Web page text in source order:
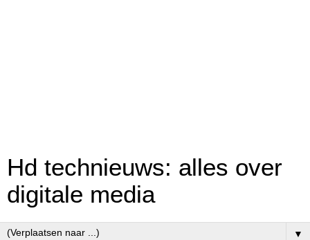
Hd technieuws: alles over
digitale media
▼